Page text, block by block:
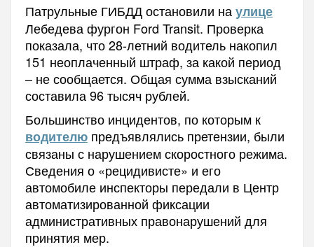
Патрульные ГИБДД остановили наулице
Лебедева фургон Ford Transit. Проверка
показала, что 28-летний водитель накопил
151 неоплаченный штраф, за какой период
– не сообщается. Общая сумма взысканий
составила 96 тысяч рублей.
Большинство инцидентов, по которым к
водителюпредъявлялись претензии, были
связаны с нарушением скоростного режима.
Сведения о «рецидивисте» и его
автомобиле инспекторы передали в Центр
автоматизированной фиксации
административных правонарушений для
принятия мер.